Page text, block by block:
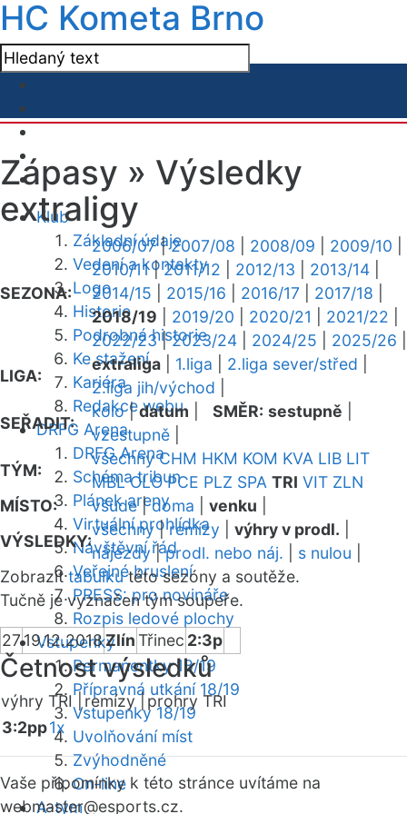
HC Kometa Brno
Klub
Základní údaje
Vedení a kontakty
Logo
Historie
Podrobná historie
Ke stažení
Kariéra
Redakce webu
DRFG Arena
DRFG Arena
Schéma tribun
Plánek areny
Virtuální prohlídka
Návštěvní řád
Veřejné bruslení
PRESS: pro novináře
Rozpis ledové plochy
Vstupenky
Permanentky 18/19
Přípravná utkání 18/19
Vstupenky 18/19
Uvolňování míst
Zvýhodněné
On-line
A-tým
Zápasy » Výsledky
extraligy
SEZONA:
2006/07|2007/08 2008/09 2009/10
2010/11|2011/12 2012/13 2013/14
2014/15
2015/16 2016/17 2017/18
2018/19
2019/20 2020/21 2021/22
2022/23|2023/24 2024/25 2025/26
LIGA:
extraliga 1.liga 2.liga sever/střed
2.liga jih/východ
SEŘADIT:
kolo|datum SMĚR: sestupně
vzestupně
TÝM:
všechny CHM HKM KOM KVA LIB LIT
MBL OLO PCE PLZ SPA TRI VIT ZLN
MÍSTO:
všude|doma venku
VÝSLEDKY:
všechny|remízy výhry v prodl.
nájezdy|prodl. nebo náj. s nulou
Zobrazittabulkutéto sezóny a soutěže.
Tučně je vyznačen tým soupeře.
2719.12.2018ZlínTřinec 2:3p
Četnost výsledků
výhry TRI | remízy |prohry TRI
3:2pp1x
Vaše připomínky k této stránce uvítáme na
webmaster@esports.cz.